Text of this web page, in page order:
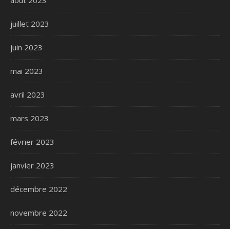
juillet 2023
juin 2023
mai 2023
avril 2023
mars 2023
février 2023
janvier 2023
décembre 2022
novembre 2022